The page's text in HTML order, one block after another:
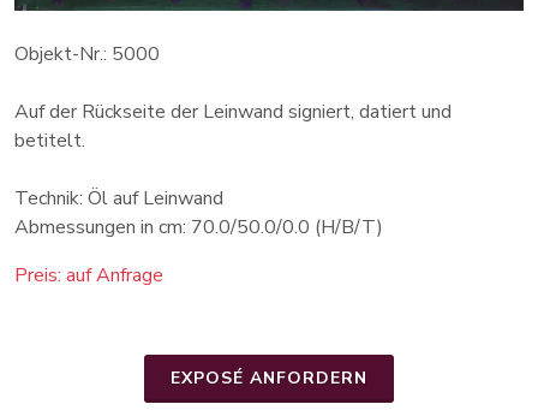
Objekt-Nr.: 5000
Auf der Rückseite der Leinwand signiert, datiert und
betitelt.
Technik: Öl auf Leinwand
Abmessungen in cm: 70.0/50.0/0.0 (H/B/T)
Preis: auf Anfrage
EXPOSÉ ANFORDERN